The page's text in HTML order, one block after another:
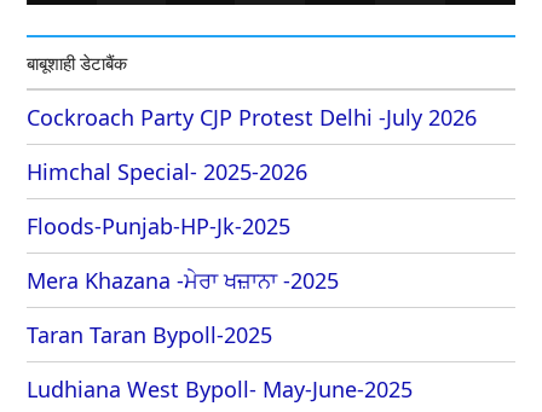
बाबूशाही डेटाबैंक
Cockroach Party CJP Protest Delhi -July 2026
Himchal Special- 2025-2026
Floods-Punjab-HP-Jk-2025
Mera Khazana -ਮੇਰਾ ਖਜ਼ਾਨਾ -2025
Taran Taran Bypoll-2025
Ludhiana West Bypoll- May-June-2025